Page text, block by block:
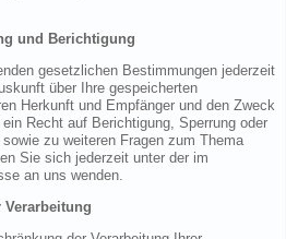
und Berichtigung
gesetzlichen Bestimmungen jederzeit
über Ihre gespeicherten
Herkunft und Empfänger und den Zweck
Recht auf Berichtigung, Sperrung oder
zu weiteren Fragen zum Thema
Sie sich jederzeit unter der im
an uns wenden.
Verarbeitung